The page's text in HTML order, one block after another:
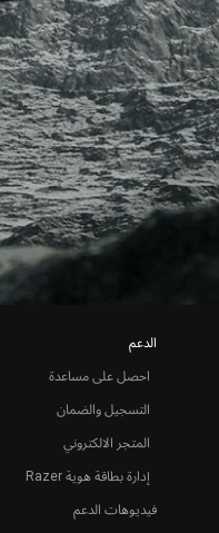
الدعم
احصل على مساعدة
التسجيل والضمان
المتجر الالكتروني
إدارة بطاقة هوية Razer
فيديوهات الدعم